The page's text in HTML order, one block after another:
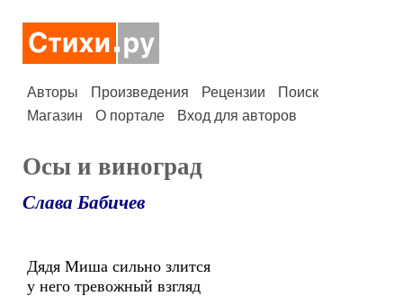
Авторы Произведения Рецензии
Поиск
Магазин
О портале Вход для авторов
Осы и виноград
Слава Бабичев
Дядя Миша сильно злится
у него тревожный взгляд